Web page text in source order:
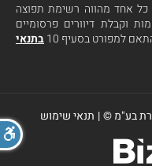
אחד מהווה רשימת תפוצה
וקבלת דיוורים פרסומיים
למפורט בסעיף 10
בתנאי
בע"מ ©| תנאי שימוש